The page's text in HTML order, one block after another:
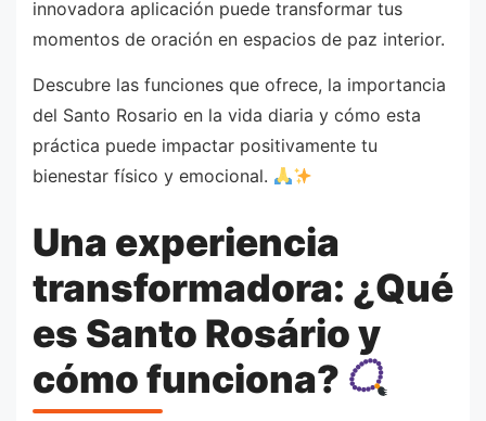
innovadora aplicación puede transformar tus
momentos de oración en espacios de paz interior.
Descubre las funciones que ofrece, la importancia
del Santo Rosario en la vida diaria y cómo esta
práctica puede impactar positivamente tu
bienestar físico y emocional.
Una experiencia
transformadora: ¿Qué
es Santo Rosário y
cómo funciona?